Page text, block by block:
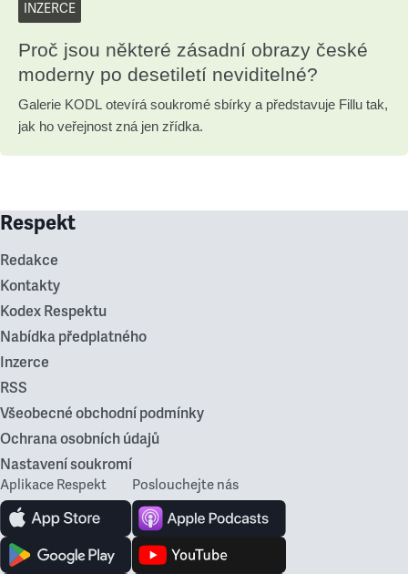
INZERCE
Proč jsou některé zásadní obrazy české
moderny po desetiletí neviditelné?
Galerie KODL otevírá soukromé sbírky a představuje Fillu tak,
jak ho veřejnost zná jen zřídka.
Respekt
Redakce
Kontakty
Kodex Respektu
Nabídka předplatného
Inzerce
RSS
Všeobecné obchodní podmínky
Ochrana osobních údajů
Nastavení soukromí
Aplikace Respekt Poslouchejte nás